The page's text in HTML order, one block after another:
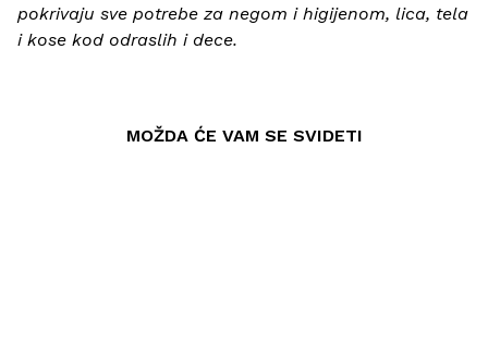
pokrivaju sve potrebe za negom i higijenom, lica, tela
i kose kod odraslih i dece.
MOŽDA ĆE VAM SE SVIDETI